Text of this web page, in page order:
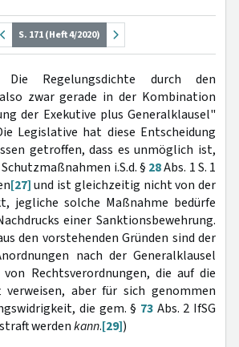
S. 171 (Heft 4/2020)
Die Regelungsdichte durch den
zwar gerade in der Kombination
der Exekutive plus Generalklausel"
Legislative hat diese Entscheidung
getroffen, dass es unmöglich ist,
i.S.d. § 28Abs. 1 S. 1
[27]und ist gleichzeitig nicht von der
jegliche solche Maßnahme bedürfe
einer Sanktionsbewehrung.
den vorstehenden Gründen sind der
nach der Generalklausel
Rechtsverordnungen, die auf die
verweisen, aber für sich genommen
die gem. § 73 Abs. 2 IfSG
werdenkann.[29])